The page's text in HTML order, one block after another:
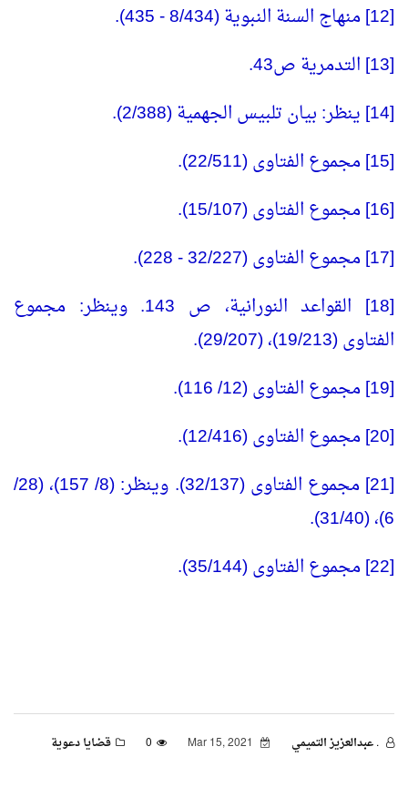
[12] منهاج السنة النبوية (8/434 - 435).
[13] التدمرية ص43.
[14] ينظر: بيان تلبيس الجهمية (2/388).
[15] مجموع الفتاوى (22/511).
[16] مجموع الفتاوى (15/107).
[17] مجموع الفتاوى (32/227 - 228).
[18] القواعد النورانية، ص 143. وينظر: مجموع
الفتاوى (19/213)، (29/207).
[19] مجموع الفتاوى (12/ 116).
[20] مجموع الفتاوى (12/416).
[21] مجموع الفتاوى (32/137). وينظر: (8/ 157)، (28/
6)، (31/40).
[22] مجموع الفتاوى (35/144).
. عبدالعزيز التميمي 0 قضايا دعوية